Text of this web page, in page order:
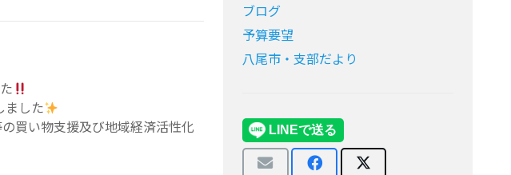
ました
買い物支援及び地域経済活性化
ブログ
予算要望
八尾市・支部だより